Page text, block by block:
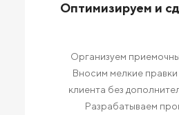
Оптимизируем и
Организуем
Вносим мелкие
клиента без
Разрабатываем